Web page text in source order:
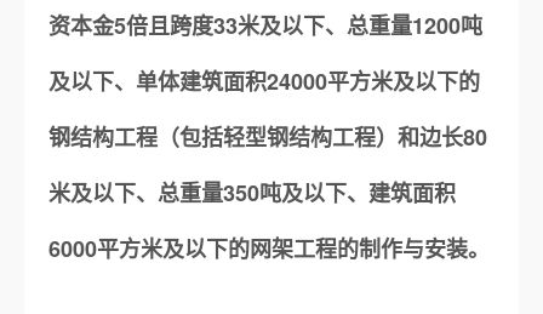
资本金5倍且跨度33米及以下、总重量1200吨
及以下、单体建筑面积24000平方米及以下的
钢结构工程（包括轻型钢结构工程）和边长80
米及以下、总重量350吨及以下、建筑面积
6000平方米及以下的网架工程的制作与安装。